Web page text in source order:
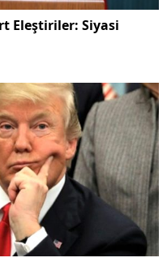
Eleştiriler: Siyasi